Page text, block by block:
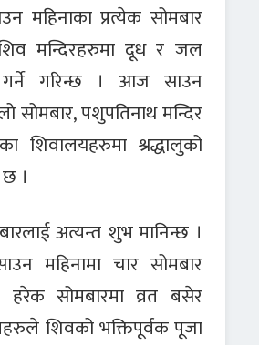
महिनाका प्रत्येक सोमबार
मन्दिरहरुमा दूध र जल
गरिन्छ । आज साउन
सोमबार, पशुपतिनाथ मन्दिर
शिवालयहरुमा श्रद्धालुको
।
अत्यन्त शुभ मानिन्छ ।
महिनामा चार सोमबार
सोमबारमा व्रत बसेर
शिवको भक्तिपूर्वक पूजा